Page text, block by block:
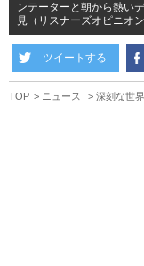
ンテーターと朝から熱い
見（リスナーズオピニオ
ツイートする
TOP ニュース 深刻な世